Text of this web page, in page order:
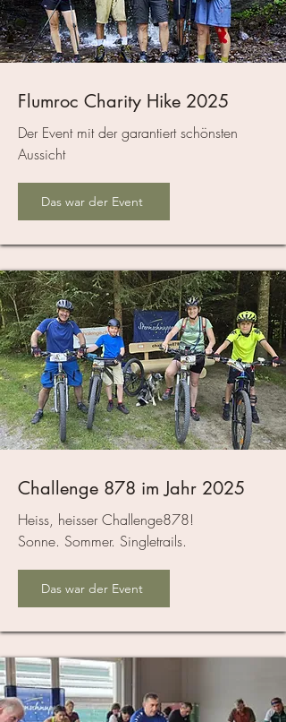
Flumroc Charity Hike 2025
Der Event mit der garantiert schönsten
Aussicht
Das war der Event
Challenge 878 im Jahr 2025
Heiss, heisser Challenge878!
Sonne. Sommer. Singletrails.
Das war der Event